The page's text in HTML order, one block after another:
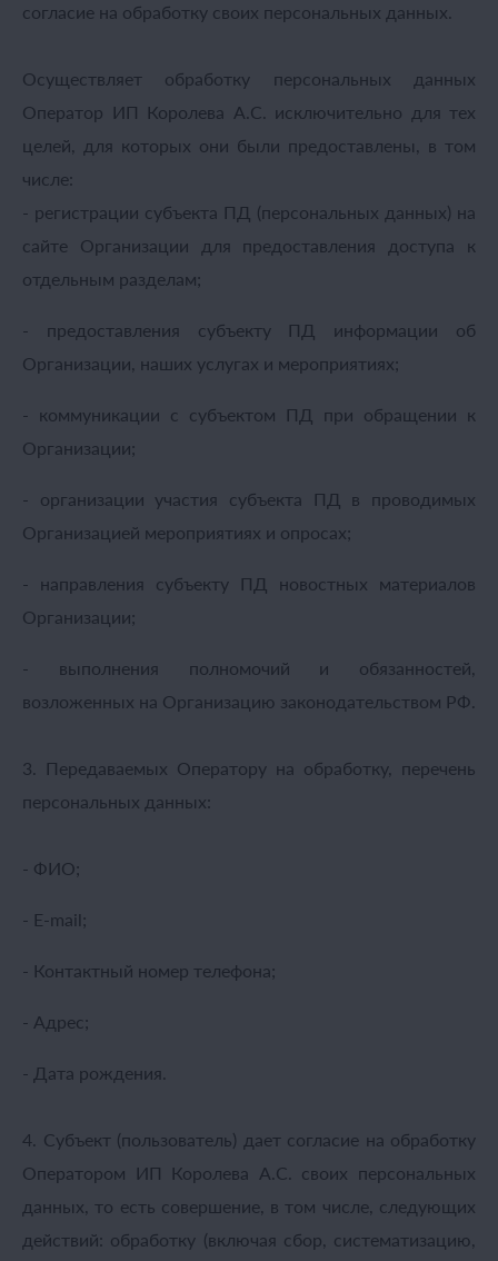
согласие на обработку своих персональных данных.
Осуществляет обработку персональных данных
Оператор ИП Королева А.С. исключительно для тех
целей, для которых они были предоставлены, в том
числе:
- регистрации субъекта ПД (персональных данных) на
сайте Организации для предоставления доступа к
отдельным разделам;
- предоставления субъекту ПД информации об
Организации, наших услугах и мероприятиях;
- коммуникации с субъектом ПД при обращении к
Организации;
- организации участия субъекта ПД в проводимых
Организацией мероприятиях и опросах;
- направления субъекту ПД новостных материалов
Организации;
- выполнения полномочий и обязанностей,
возложенных на Организацию законодательством РФ.
3. Передаваемых Оператору на обработку, перечень
персональных данных:
- ФИО;
- E-mail;
- Контактный номер телефона;
- Адрес;
- Дата рождения.
4. Субъект (пользователь) дает согласие на обработку
Оператором ИП Королева А.С. своих персональных
данных, то есть совершение, в том числе, следующих
действий: обработку (включая сбор, систематизацию,